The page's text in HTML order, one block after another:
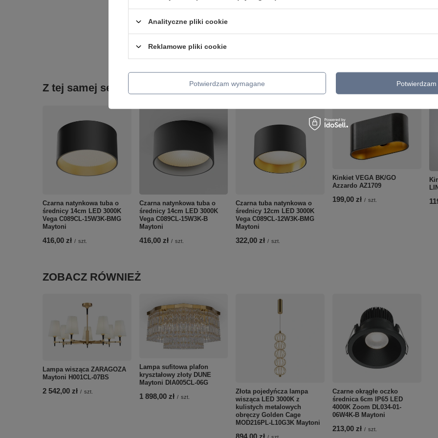
Podmiot odpowiedzialny za ten produkt na terenie UE
Z tej samej serii:
Czarna natynkowa tuba o
średnicy 14cm LED 3000K
Vega C089CL-15W3K-BMG
Maytoni
416,00 zł / szt.
Czarna natynkowa tuba o
średnicy 14cm LED 3000K
Vega C089CL-15W3K-B
Maytoni
416,00 zł / szt.
Czarna tuba natynkowa o
średnicy 12cm LED 3000K
Vega C089CL-12W3K-BMG
Maytoni
322,00 zł / szt.
Kinkiet VEGA BK/GO
Azzardo AZ1709
199,00 zł / szt.
ZOBACZ RÓWNIEŻ
Lampa wisząca ZARAGOZA
Maytoni H001CL-07BS
2 542,00 zł / szt.
Lampa sufitowa plafon
kryształowy złoty DUNE
Maytoni DIA005CL-06G
1 898,00 zł / szt.
Złota pojedyńcza lampa
wisząca LED 3000K z
kulistych metalowych
obręczy Golden Cage
MOD216PL-L10G3K Maytoni
894,00 zł
Czarne okrągłe oczko
średnica 6cm IP65 LED
4000K Zoom DL034-01-
06W4K-B Maytoni
213,00 zł / szt.
Analityczne pliki cookie
Reklamowe pliki cookie
Potwierdzam wymagane